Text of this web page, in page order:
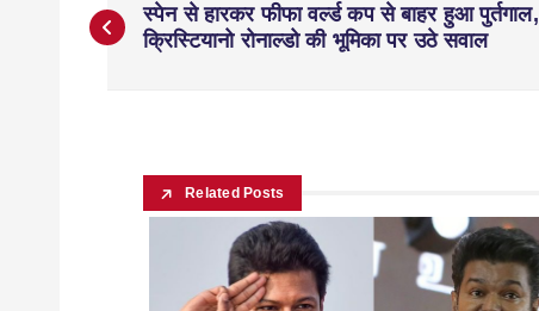
स्पेन से हारकर फीफा वर्ल्ड कप से बाहर हुआ पुर्तगाल,
क्रिस्टियानो रोनाल्डो की भूमिका पर उठे सवाल
Related Posts